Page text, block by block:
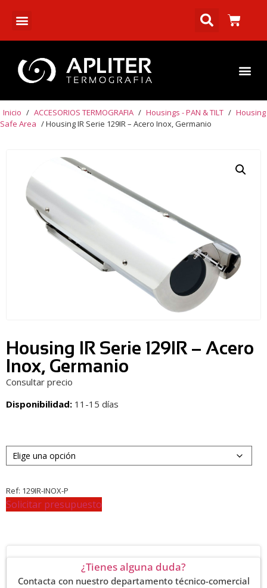
Inicio / ACCESORIOS TERMOGRAFIA / Housings - PAN & TILT / Housing
Safe Area / Housing IR Serie 129IR – Acero Inox, Germanio
Housing IR Serie 129IR – Acero
Inox, Germanio
Consultar precio
Disponibilidad: 11-15 días
Ref: 129IR-INOX-P
Solicitar presupuesto
¿Tienes alguna duda?
Contacta con nuestro departamento técnico-comercial